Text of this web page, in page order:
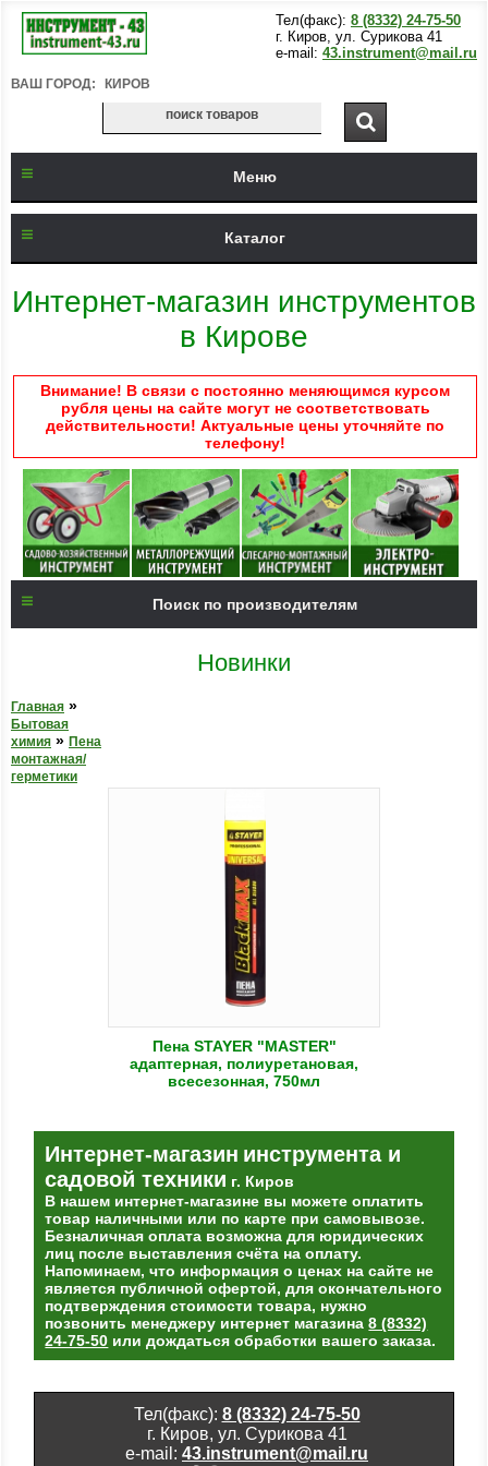
Тел(факс): 8 (8332) 24-75-50
г. Киров, ул. Сурикова 41
e-mail: 43.instrument@mail.ru
ВАШ ГОРОД: КИРОВ
Меню
Каталог
Интернет-магазин инструментов
в Кирове
Внимание! В связи с постоянно меняющимся курсом
рубля цены на сайте могут не соответствовать
действительности! Актуальные цены уточняйте по
телефону!
Поиск по производителям
Новинки
Главная »
Бытовая
химия » Пена
монтажная/
герметики
Пена STAYER "MASTER"
адаптерная, полиуретановая,
всесезонная, 750мл
Интернет-магазин инструмента и
садовой техники г. Киров
В нашем интернет-магазине вы можете оплатить
товар наличными или по карте при самовывозе.
Безналичная оплата возможна для юридических
лиц после выставления счёта на оплату.
Напоминаем, что информация о ценах на сайте не
является публичной офертой, для окончательного
подтверждения стоимости товара, нужно
позвонить менеджеру интернет магазина8 (8332)
24-75-50 или дождаться обработки вашего заказа.
Тел(факс): 8 (8332) 24-75-50
г. Киров, ул. Сурикова 41
e-mail: 43.instrument@mail.ru